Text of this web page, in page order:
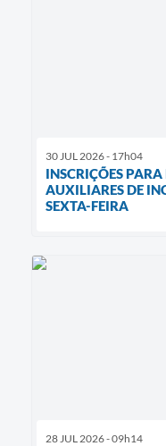
30 JUL 2026 - 17h04
INSCRIÇÕES PARA
AUXILIARES DE
SEXTA-FEIRA
28 JUL 2026 - 09h14